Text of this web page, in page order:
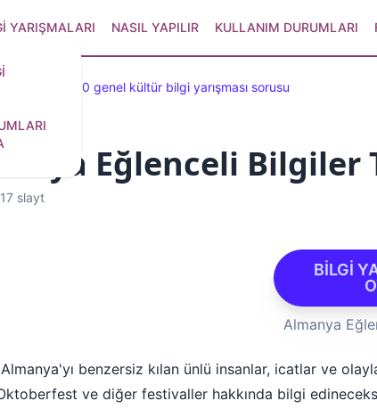
YARIŞMALARI NASIL YAPILIR KULLANIM DURUMLARI
testler 100 genel kültür bilgi yarışması sorusu
Eğlenceli Bilgiler
17 slayt
BİLGİ
Almanya
benzersiz kılan ünlü insanlar, icatlar ve
ve diğer festivaller hakkında bilgi